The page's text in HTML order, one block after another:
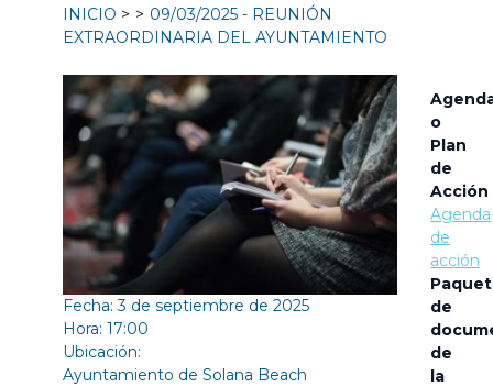
INICIO
09/03/2025 - REUNIÓN
EXTRAORDINARIA DEL AYUNTAMIENTO
Fecha: 3 de septiembre de 2025
Hora: 17:00
Ubicación:
Ayuntamiento de Solana Beach
o
Plan
de
Acción
Agenda
de
acción
de
de
la